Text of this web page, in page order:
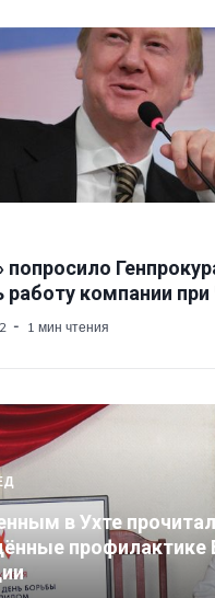
попросило
работу компании
1 мин чтения
в Ухте
профилактике